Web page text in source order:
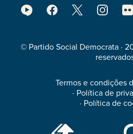
© Partido Social Democrata ·
Termos e condições
· Política de
· Política de
Footer
Media